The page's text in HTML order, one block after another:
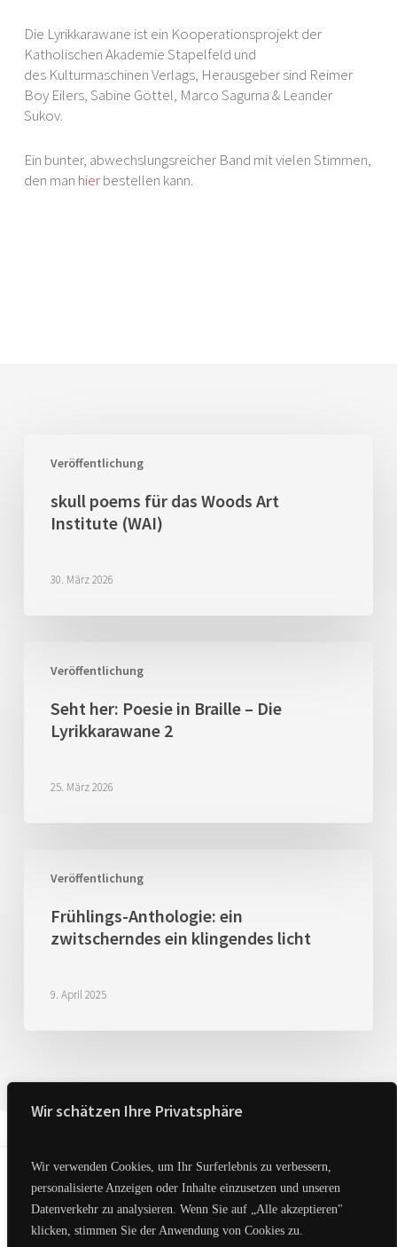
Wir schätzen Ihre Privatsphäre
Wir verwenden Cookies, um Ihr Surferlebnis zu verbessern,
personalisierte Anzeigen oder Inhalte einzusetzen und unseren
Datenverkehr zu analysieren. Wenn Sie auf „Alle akzeptieren"
klicken, stimmen Sie der Anwendung von Cookies zu.
Die Lyrikkarawane ist ein Kooperationsprojekt der
Katholischen Akademie Stapelfeld und
des Kulturmaschinen Verlags, Herausgeber sind Reimer
Boy Eilers, Sabine Göttel, Marco Sagurna & Leander
Sukov.
Ein bunter, abwechslungsreicher Band mit vielen Stimmen,
den man hierbestellen kann.
Veröffentlichung
poems
Woods
(WAI)
skull poems für das Woods Art
Institute (WAI)
30. März 2026
Veröffentlichung
Braille
Lyrikkarawane
Seht her: Poesie in Braille – Die
Lyrikkarawane 2
25. März 2026
Veröffentlichung
Anthologie:
zwitscherndes
Frühlings-Anthologie: ein
zwitscherndes ein klingendes licht
9. April 2025